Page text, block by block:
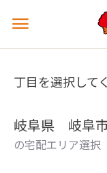
メ
ュ
を
丁目を選択して
岐阜県 岐阜
の宅配エリア選択